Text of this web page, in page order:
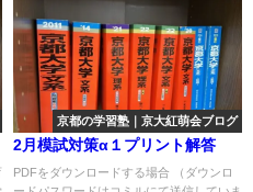
京都の学習塾｜京大紅萌会ブログ
2月模試対策α１プリント解答
PDFをダウンロードする場合 （ダウンロ